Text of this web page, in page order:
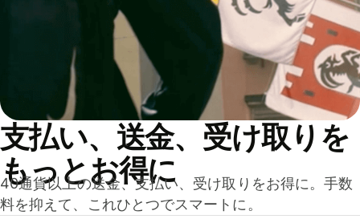
支払い、送金、受け取りを
もっとお得に
40通貨以上の送金、支払い、受け取りをお得に。手数
料を抑えて、これひとつでスマートに。